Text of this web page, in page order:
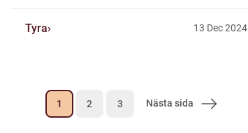
Tyra 13 Dec 2024
1 2 3 Nästa sida